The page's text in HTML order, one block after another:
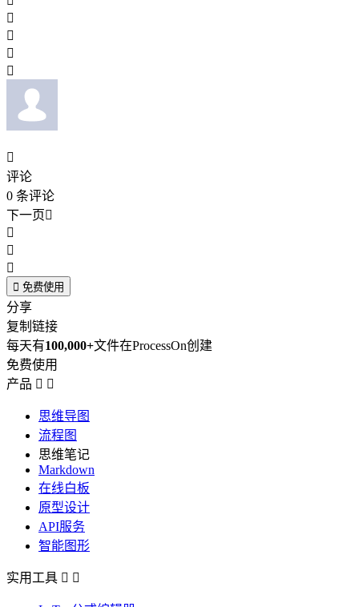





评论
0 条评论
下一页



 免费使用
分享
复制链接
每天有100,000+文件在ProcessOn创建
免费使用
产品  
思维导图
流程图
思维笔记
Markdown
在线白板
原型设计
API服务
智能图形
实用工具  